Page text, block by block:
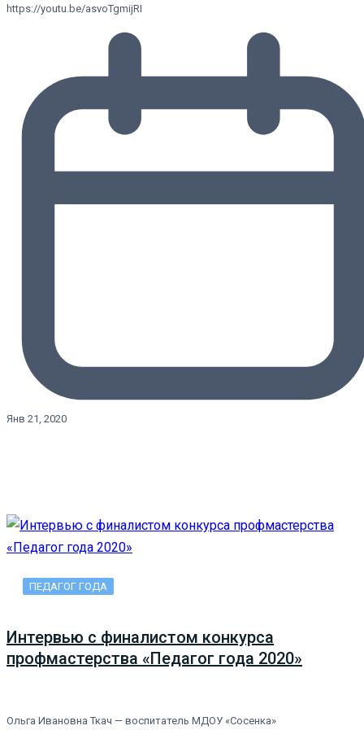
https://youtu.be/asvoTgmijRI
Янв 21, 2020
ПЕДАГОГ ГОДА
Интервью с финалистом конкурса
профмастерства «Педагог года 2020»
Ольга Ивановна Ткач — воспитатель МДОУ «Сосенка»